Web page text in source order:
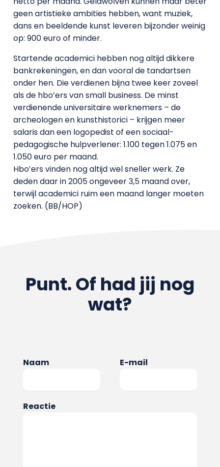
geen artistieke ambities hebben, want muziek,
dans en beeldende kunst leveren bijzonder weinig
op: 900 euro of minder.
Startende academici hebben nog altijd dikkere
bankrekeningen, en dan vooral de tandartsen
onder hen. Die verdienen bijna twee keer zoveel
als de hbo’ers van small business. De minst
verdienende universitaire werknemers – de
archeologen en kunsthistorici – krijgen meer
salaris dan een logopedist of een sociaal-
pedagogische hulpverlener: 1.100 tegen 1.075 en
1.050 euro per maand.
Hbo’ers vinden nog altijd wel sneller werk. Ze
deden daar in 2005 ongeveer 3,5 maand over,
terwijl academici ruim een maand langer moeten
zoeken. (BB/HOP)
Punt. Of had jij nog
wat?
Naam E-mail
Reactie